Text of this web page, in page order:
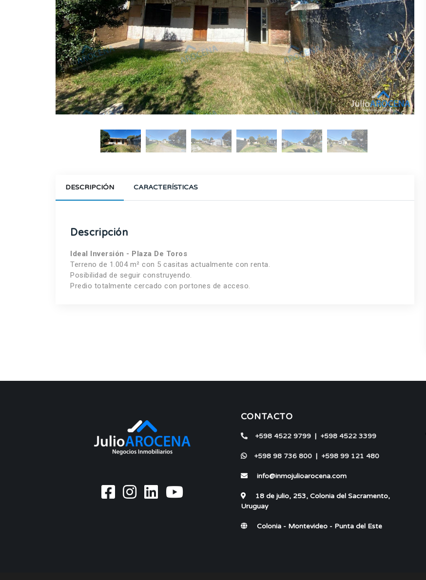
DESCRIPCIÓN CARACTERÍSTICAS
Descripción
Ideal Inversión - Plaza De Toros
Terreno de 1.004 m² con 5 casitas actualmente con renta.
Posibilidad de seguir construyendo.
Predio totalmente cercado con portones de acceso.
CONTACTO
+598 4522 9799| +598 4522 3399
+598 98 736 800| +598 99 121 480
info@inmojulioarocena.com
18 de julio, 253, Colonia del Sacramento,
Uruguay
Colonia - Montevideo - Punta del Este